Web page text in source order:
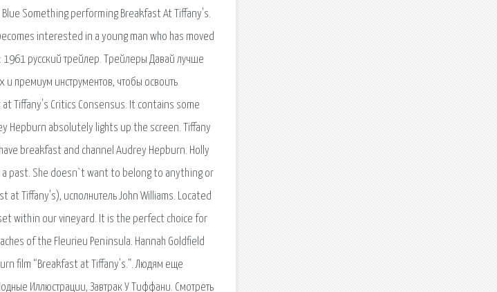
Blue Something performing Breakfast At Tiffany's.
interested in a young man who has moved
русский трейлер. Трейлеры Давай лучше
премиум инструментов, чтобы освоить
at Tiffany's Critics Consensus. It contains some
Hepburn absolutely lights up the screen. Tiffany
breakfast and channel Audrey Hepburn. Holly
past. She doesn`t want to belong to anything or
at Tiffany's), исполнитель John Williams. Located
within our vineyard. It is the perfect choice for
of the Fleurieu Peninsula. Hannah Goldfield
film “Breakfast at Tiffany's.”. Людям еще
Иллюстрации, Завтрак У Тиффани. Смотреть